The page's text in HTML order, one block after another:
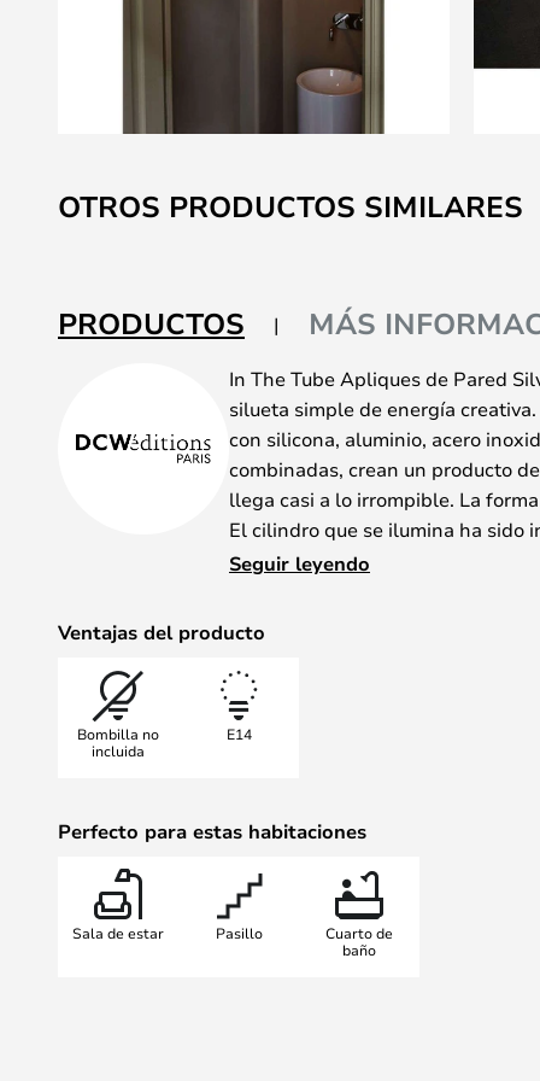
al
comienzo
galería
de
OTROS PRODUCTOS SIMILARES
PRODUCTOS MÁS
In The Tube Apliques de Pared
silueta simple de energía
con silicona, aluminio, acero
combinadas, crean un producto
llega casi a lo irrompible. La
El cilindro que se ilumina ha sido
maravillosas de una novela de
Colgado en su hogar, el estilo de
consigue crear una atmósfera
compacto, es fácil encontrar un
flexible In The Tube que añade a
Seguir leyendo
Ventajas del producto
Bombilla no
incluida
E14
Perfecto para estas habitaciones
Sala de estar Pasillo
Cuarto de
baño